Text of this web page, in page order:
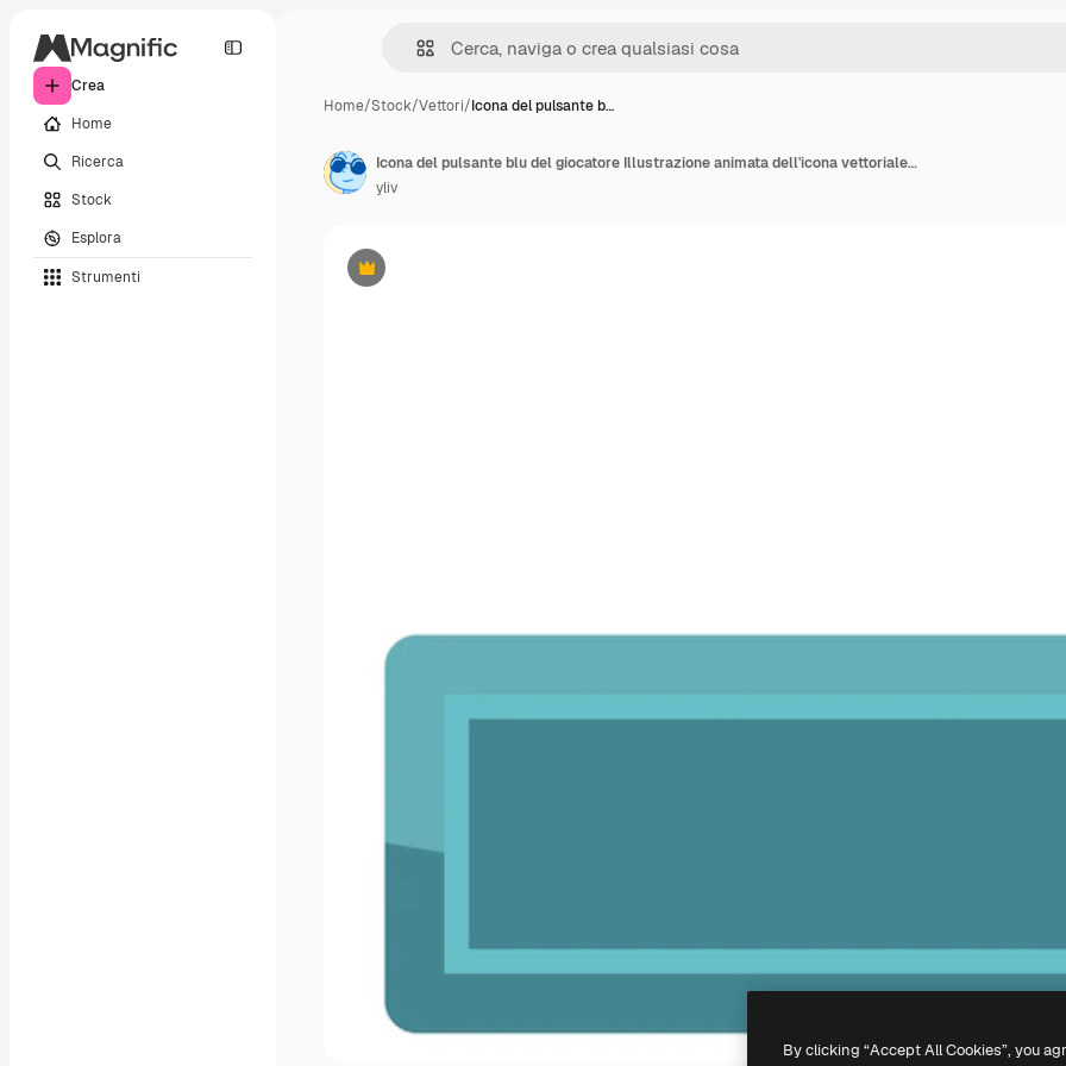
Crea
Home
Ricerca
Stock
Esplora
Strumenti
Home/Stock/Vettori/Icona del pulsante b…
Premium
Icona del pulsante blu del giocatore Illustrazione animata dell'icona vettoriale del pulsante azzurro del giocatore per il web
yliv
By clicking “Accept All Cookies”, you